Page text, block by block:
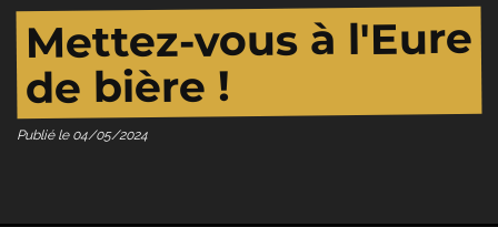
Mettez-vous à l'Eure
de bière !
Publié le 04/05/2024